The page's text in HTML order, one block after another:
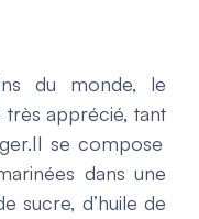
du monde, le
très apprécié, tant
se compose
dans une
sucre, d’huile de